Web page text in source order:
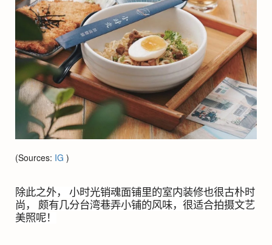
(Sources: IG )
除此之外， 小时光销魂面铺里的室内装修也很古朴时
尚， 颇有几分台湾巷弄小铺的风味，很适合拍摄文艺
美照呢！